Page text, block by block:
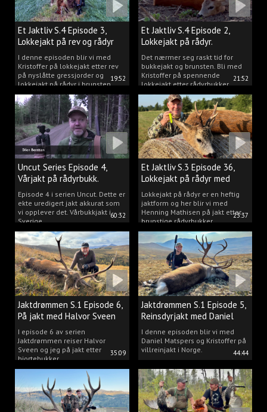
19:52
Et Jaktliv S.4 Episode 3,
Lokkejakt på rev og rådyr
2025.
I denne episoden blir vi med
Kristoffer på lokkejakt etter rev
på nyslåtte gressjorder og
lokkejakt på rådyr i brunsten.
21:52
Et Jaktliv S.4 Episode 2,
Lokkejakt på rådyr.
Det nærmer seg raskt tid for
bukkejakt og brunsten. Bli med
Kristoffer på spennende
lokkejakt etter rådyrbukker.
60:32
Uncut Series Episode 4,
Vårjakt på rådyrbukk.
Episode 4 i serien Uncut. Dette er
ekte uredigert jakt akkurat som
vi opplever det. Vårbukkjakt i
Sverige.
23:37
Et Jaktliv S.3 Episode 36,
Lokkejakt på rådyr med
Henning Mathisen
Lokkejakt på rådyr er en heftig
jaktform og her blir vi med
Henning Mathisen på jakt etter
brunstige rådyrbukker.
35:09
Jaktdrømmen S.1 Episode 6,
På jakt med Halvor Sveen
I episode 6 av serien
Jaktdrømmen reiser Halvor
Sveen og jeg på jakt etter
hjortebukker.
44:44
Jaktdrømmen S.1 Episode 5,
Reinsdyrjakt med Daniel
Matspers.
I denne episoden blir vi med
Daniel Matspers og Kristoffer på
villreinjakt i Norge.